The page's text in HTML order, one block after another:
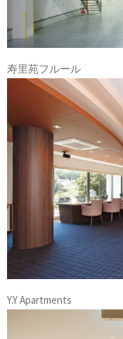
寿里苑フルール
Y.Y Apartments